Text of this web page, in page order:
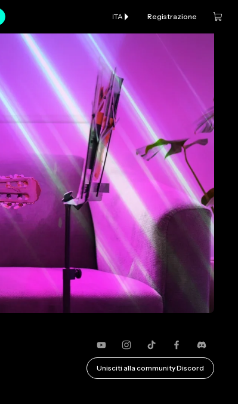
ITA Registrazione
YouTube
Instagram
TikTok
Unisciti alla community Discord